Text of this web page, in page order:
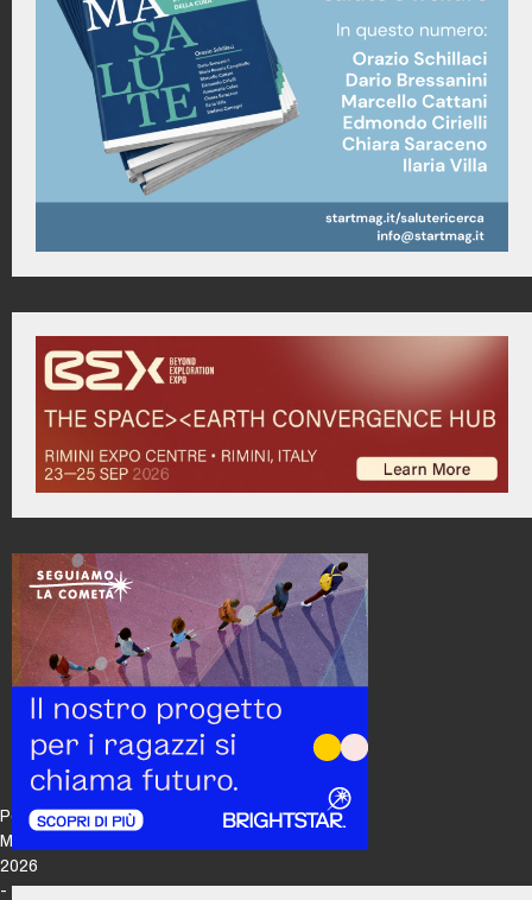
Policy
Maker
2026
-